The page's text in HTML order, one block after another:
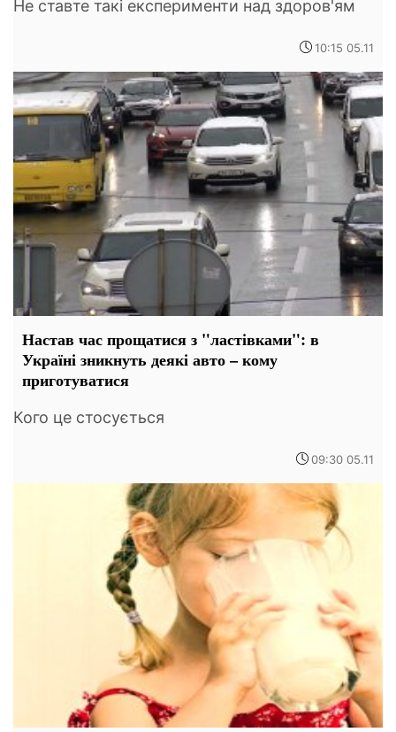
Не ставте такі експерименти над здоров'ям
10:15 05.11
Настав час прощатися з "ластівками": в
Україні зникнуть деякі авто – кому
приготуватися
Кого це стосується
09:30 05.11